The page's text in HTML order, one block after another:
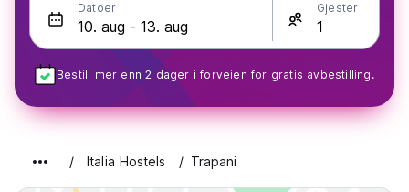
Datoer Gjester
Bestill mer enn 2 dager i forveien for gratis avbestilling.
Italia Hostels Trapani